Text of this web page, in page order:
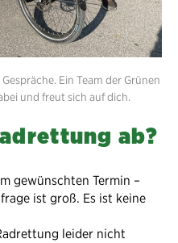
Ein Team der Grünen
und freut sich auf dich.
ab?
gewünschten Termin –
ist groß. Es ist keine
leider nicht